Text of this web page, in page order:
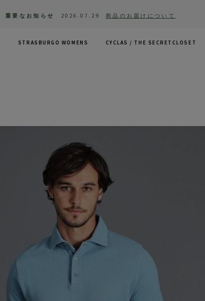
重要なお知らせ 2026.07.29
商品のお届けについて
STRASBURGO WOMENS CYCLAS / THE SECRETCLOSET